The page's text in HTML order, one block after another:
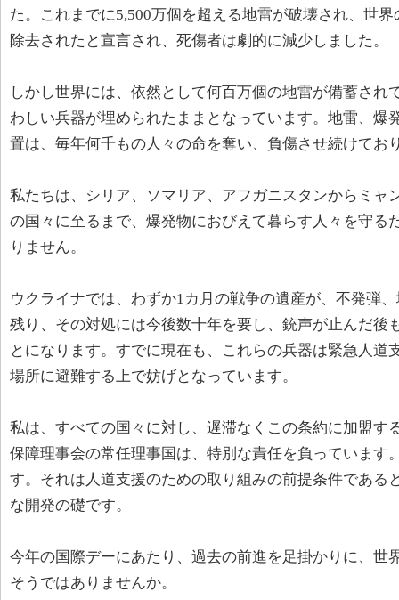
た。これまでに5,500万個を超える地雷が破壊され、世
除去されたと宣言され、死傷者は劇的に減少しました。
しかし世界には、依然として何百万個の地雷が備蓄され
わしい兵器が埋められたままとなっています。地雷、爆
置は、毎年何千もの人々の命を奪い、負傷させ続けてお
私たちは、シリア、ソマリア、アフガニスタンからミャ
の国々に至るまで、爆発物におびえて暮らす人々を守る
りません。
ウクライナでは、わずか1カ月の戦争の遺産が、不発弾
残り、その対処には今後数十年を要し、銃声が止んだ後
とになります。すでに現在も、これらの兵器は緊急人道
場所に避難する上で妨げとなっています。
私は、すべての国々に対し、遅滞なくこの条約に加盟す
保障理事会の常任理事国は、特別な責任を負っています
す。それは人道支援のための取り組みの前提条件である
な開発の礎です。
今年の国際デーにあたり、過去の前進を足掛かりに、世
そうではありませんか。